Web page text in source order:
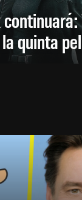
quinta